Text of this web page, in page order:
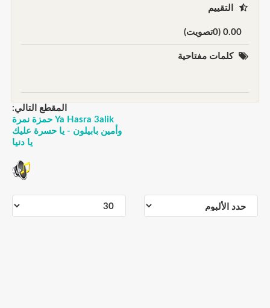
التقييم
0.00 (0تصويت)
كلمات مفتاحية
المقطع التالي:
Ya Hasra 3alik حمزة نمرة
وأمين بابيلون - يا حسرة عليك
يا دنيا